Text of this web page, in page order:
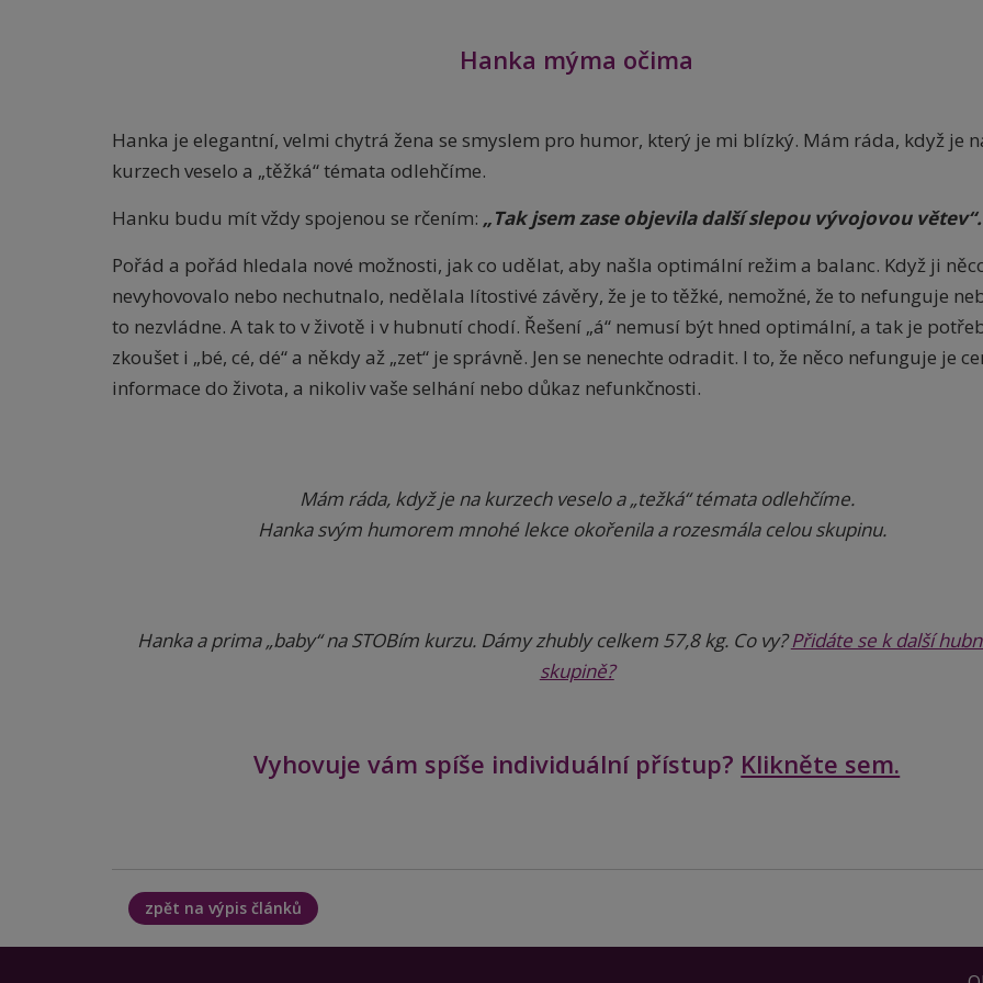
Hanka mýma očima
Hanka je elegantní, velmi chytrá žena se smyslem pro humor, který je mi blízký. Mám ráda, když je
kurzech veselo a „těžká“ témata odlehčíme.
Hanku budu mít vždy spojenou se rčením: „Tak jsem zase objevila další slepou vývojovou větev“.
Pořád a pořád hledala nové možnosti, jak co udělat, aby našla optimální režim a balanc. Když ji
nevyhovovalo nebo nechutnalo, nedělala lítostivé závěry, že je to těžké, nemožné, že to nefunguje
to nezvládne. A tak to v životě i v hubnutí chodí. Řešení „á“ nemusí být hned optimální, a tak je
zkoušet i „bé, cé, dé“ a někdy až „zet“ je správně. Jen se nenechte odradit. I to, že něco nefunguje je
informace do života, a nikoliv vaše selhání nebo důkaz nefunkčnosti.
Mám ráda, když je na kurzech veselo a „težká“ témata odlehčíme.
Hanka svým humorem mnohé lekce okořenila a rozesmála celou skupinu.
Hanka a prima „baby“ na STOBím kurzu. Dámy zhubly celkem 57,8 kg. Co vy?Přidáte se k další
skupině?
Vyhovuje vám spíše individuální přístup? Klikněte sem.
zpět na výpis článků